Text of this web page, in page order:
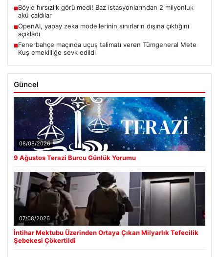
■Böyle hırsızlık görülmedi! Baz istasyonlarından 2 milyonluk
akü çaldılar
■OpenAI, yapay zeka modellerinin sınırların dışına çıktığını
açıkladı
■Fenerbahçe maçında uçuş talimatı veren Tümgeneral Mete
Kuş emekliliğe sevk edildi
Güncel
08/08/2026
9 Ağustos Terazi Burcu Günlük Yorumu
07/08/2026
İntihar Mektubu Üzerinden Ortaya Çıkan Milyarlık Tefecilik
Şebekesi Çökertildi